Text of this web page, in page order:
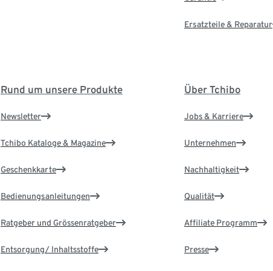
Ersatzteile & Reparatur
Rund um unsere Produkte
Newsletter
Tchibo Kataloge & Magazine
Geschenkkarte
Bedienungsanleitungen
Ratgeber und Grössenratgeber
Entsorgung/ Inhaltsstoffe
Über Tchibo
Jobs & Karriere
Unternehmen
Nachhaltigkeit
Qualität
Affiliate Programm
Presse